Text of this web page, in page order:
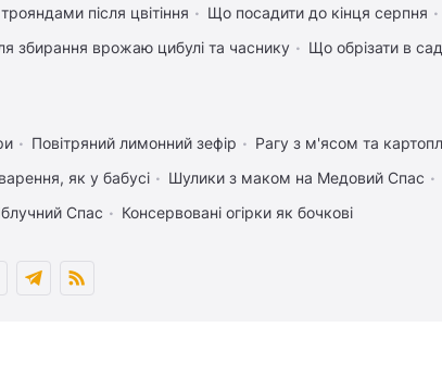
після цвітіння
Що посадити до кінця серпня
збирання врожаю цибулі та часнику
Що обрізати в
Повітряний лимонний зефір
Рагу з м'ясом та
як у бабусі
Шулики з маком на Медовий Спас
Спас Консервовані огірки як бочкові